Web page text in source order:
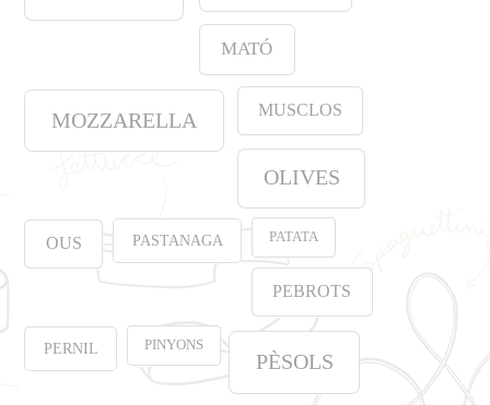
MATÓ
MOZZARELLA MUSCLOS
OLIVES
OUS PASTANAGA PATATA
PEBROTS
PERNIL PINYONS
PÈSOLS